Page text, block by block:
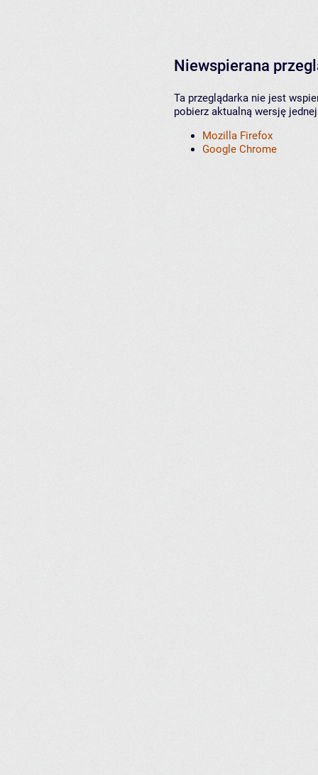
Niewspierana
Ta przeglądarka nie jest
pobierz aktualną wersję
Mozilla Firefox
Google Chrome